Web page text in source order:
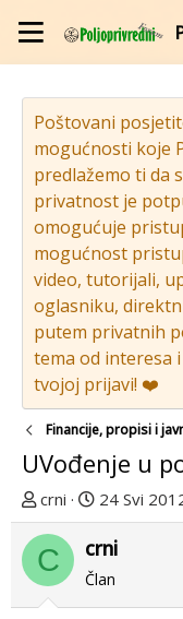
Poštovani
mogućnosti koje
predlažemo ti da
privatnost je
omogućuje
mogućnost
video, tutorijali,
oglasniku,
putem privatnih
tema od interesa
tvojoj prijavi! ❤️
Financije, propisi i
UVođenje u
T
e
m
u
p
crni
D
a
t
24 Svi
C crni
Član